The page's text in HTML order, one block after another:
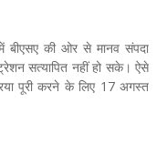
बीएसए की ओर से मानव संपदा
सत्यापित नहीं हो सके। ऐसे
पूरी करने के लिए 17 अगस्त